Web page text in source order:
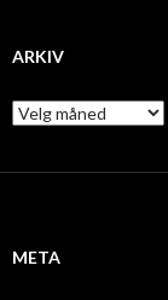
ARKIV
A
r
i
META